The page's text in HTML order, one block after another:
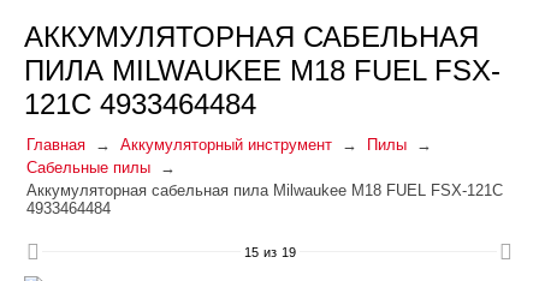
АККУМУЛЯТОРНАЯ САБЕЛЬНАЯ
ПИЛА MILWAUKEE M18 FUEL FSX-
121C 4933464484
Главная Аккумуляторный инструмент
Пилы
Сабельные пилы
Аккумуляторная сабельная пила Milwaukee M18 FUEL FSX-121C
4933464484
15 из 19